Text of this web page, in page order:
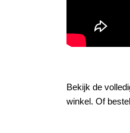
Bekijk de
winkel. Of